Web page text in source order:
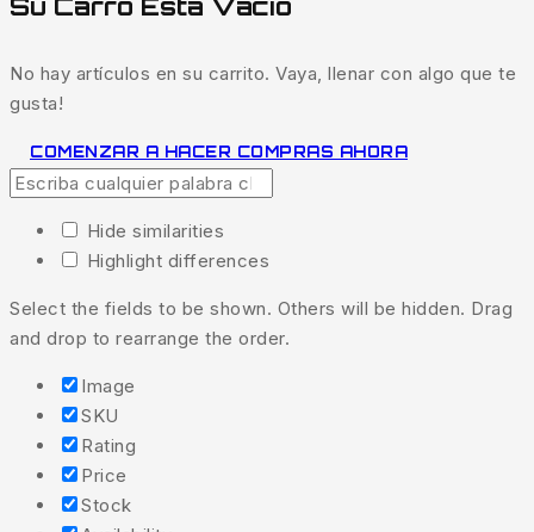
No hay artículos en su carrito. Vaya, llenar con algo que te
gusta!
COMENZAR A HACER COMPRAS AHORA
Hide similarities
Highlight differences
Select the fields to be shown. Others will be hidden. Drag
and drop to rearrange the order.
Image
SKU
Rating
Price
Stock